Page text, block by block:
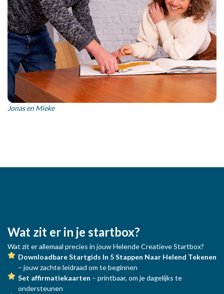
Jonas en Mieke
Wat zit er in je startbox?
Wat zit er allemaal precies in jouw Helende Creatieve Startbox?
Downloadbare Startgids In 5 Stappen Naar Helend Tekenen
– jouw zachte leidraad om te beginnen
Set affirmatiekaarten – printbaar, om je dagelijks te
ondersteunen